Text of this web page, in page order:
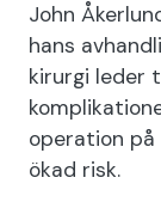
John
hans
kirurgi leder
operation
ökad risk.